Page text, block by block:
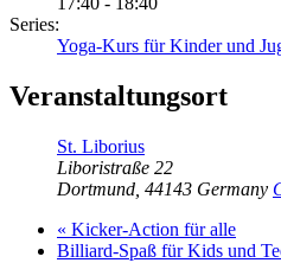
Series:
Yoga-Kurs für Kinder und
Veranstaltungsort
St. Liborius
Liboristraße 22
Dortmund 44143 Germany
« Kicker-Action für alle
Billiard-Spaß für Kids und